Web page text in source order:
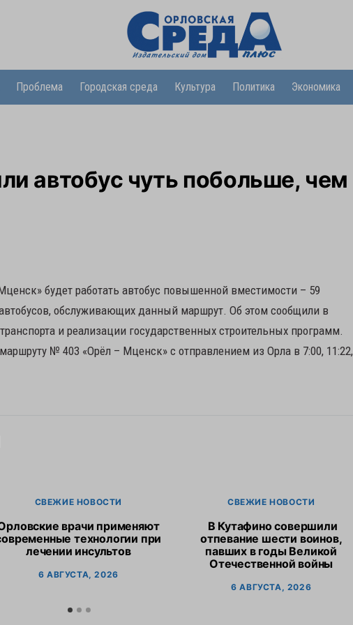
Проблема Городская среда Культура Политика Экономика
автобус чуть побольше, чем
будет работать автобус повышенной вместимости – 59
обслуживающих данный маршрут. Об этом сообщили в
и реализации государственных строительных программ.
№ 403 «Орёл – Мценск» с отправлением из Орла в 7:00, 11:22,
СВЕЖИЕ НОВОСТИ
врачи применяют
технологии при
лечении инсультов
6 АВГУСТА, 2026
СВЕЖИЕ НОВОСТИ
В Кутафино совершили
отпевание шести воинов,
павших в годы Великой
Отечественной войны
6 АВГУСТА, 2026